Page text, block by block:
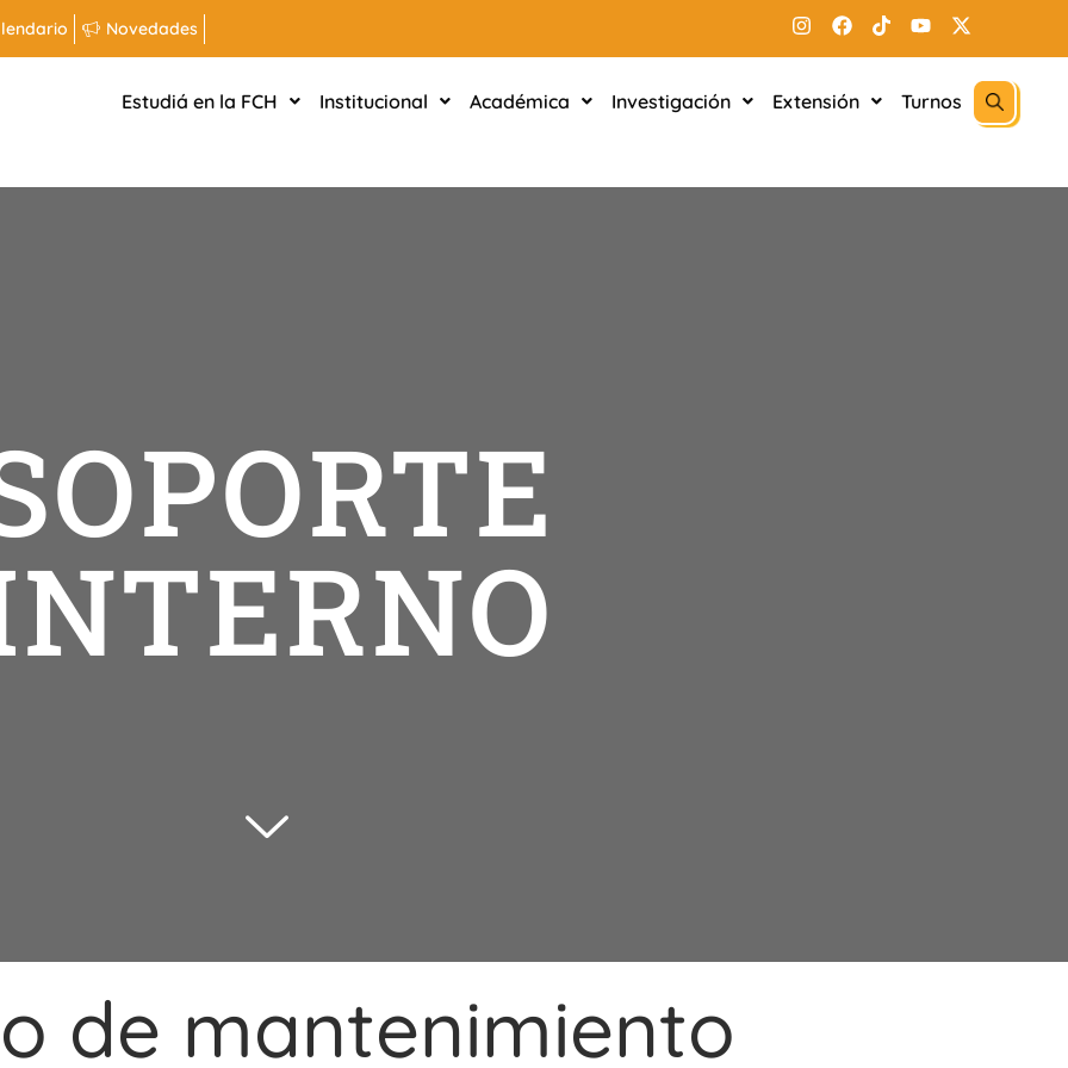
Novedades
Estudiá en la FCH Institucional Académica Investigación Extensión Turnos
de mantenimiento